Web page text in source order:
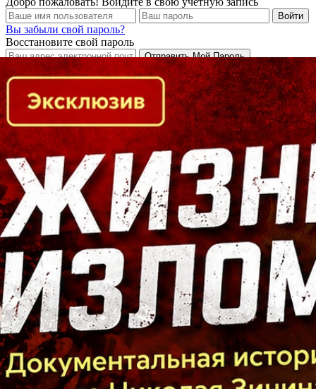
Вы забыли свой пароль?
Восстановите свой пароль
Кто есть кто в Байкальском регионе